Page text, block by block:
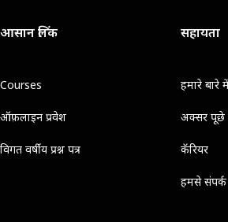
आसान लिंक
Courses
ऑफ़लाइन प्रवेश
विगत वर्षीय प्रश्न पत्र
सहायता
हमारे बारे
अक्सर पूछे
कॅरियर
हमसे